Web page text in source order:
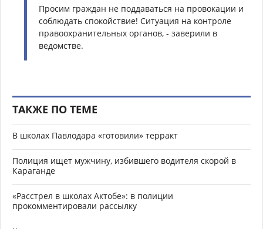
Просим граждан не поддаваться на провокации и
соблюдать спокойствие! Ситуация на контроле
правоохранительных органов, - заверили в
ведомстве.
ТАКЖЕ ПО ТЕМЕ
В школах Павлодара «готовили» терракт
Полиция ищет мужчину, избившего водителя скорой в
Караганде
«Расстрел в школах Актобе»: в полиции
прокомментировали рассылку